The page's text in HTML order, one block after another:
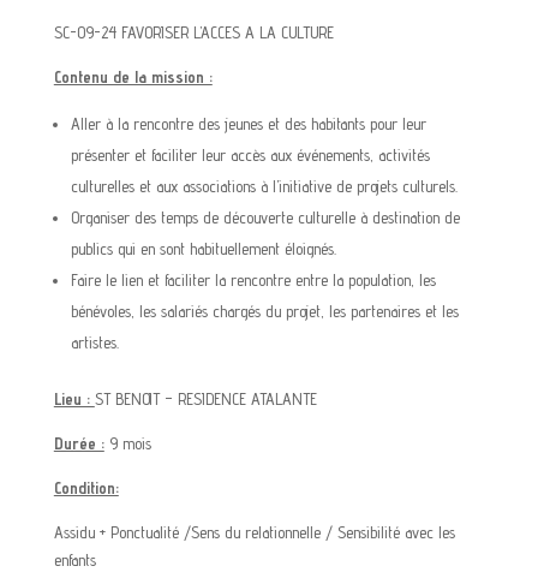
SC-09-24 FAVORISER L’ACCES A LA CULTURE
Contenu de la mission :
Aller à la rencontre des jeunes et des habitants pour leur
présenter et faciliter leur accès aux événements, activités
culturelles et aux associations à l’initiative de projets culturels.
Organiser des temps de découverte culturelle à destination de
publics qui en sont habituellement éloignés.
Faire le lien et faciliter la rencontre entre la population, les
bénévoles, les salariés chargés du projet, les partenaires et les
artistes.
Lieu : ST BENOIT – RESIDENCE ATALANTE
Durée :9 mois
Condition:
Assidu + Ponctualité /Sens du relationnelle / Sensibilité avec les
enfants